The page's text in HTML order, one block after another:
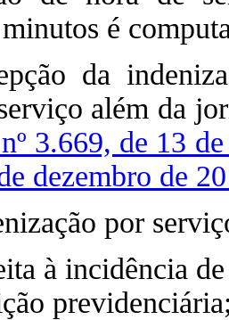
é
da
além da
3.669, de 13
dezembro de
por
à incidência